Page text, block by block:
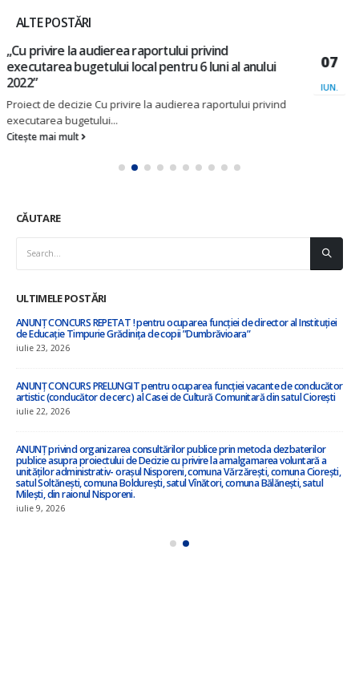
ALTE POSTĂRI
07
IUN.
Proiect de decizie ,,Cu privire la constiuirea
Consiliului de administrație al Întreprinderii
Regulamentului de funcționare ,,
Proiect decizie nr.2-,,Cu privire la aprobarea
Regulamentului Consiliului de administrație a...
”Cu privire la amalgamarea voluntară a orașului Nisporeni, comuna Vărzărești,
comuna Ciorești, satul Soltănești, comuna Boldurești, satul Vînători, comuna
Anunț privind inițierea elaborării proiectului de decizie privind amalgamarea
ANUNȚ – în atenția locuitorilor satului Ciorești ! !!!
iunie 23, 2026